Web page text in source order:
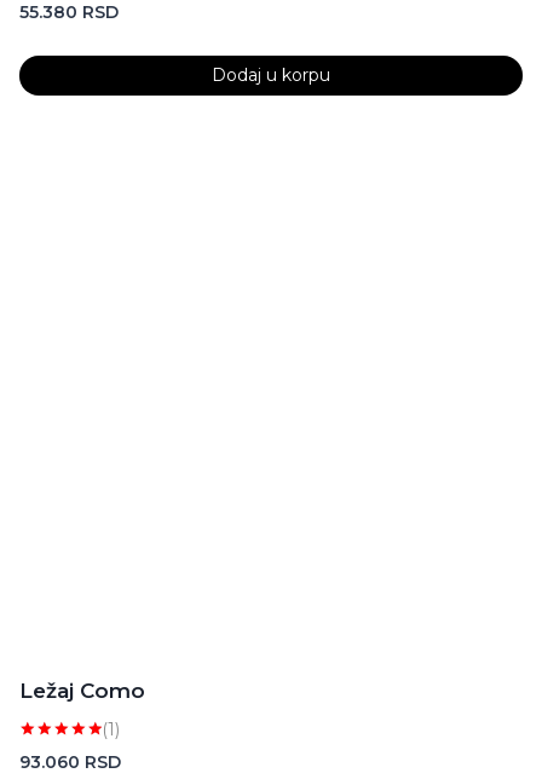
55.380 RSD
Dodaj u korpu
Ležaj Como
Ocenjeno
sa
(1)
93.060 RSD